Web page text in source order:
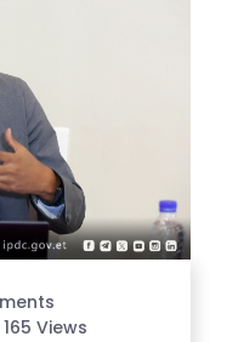
165 Views